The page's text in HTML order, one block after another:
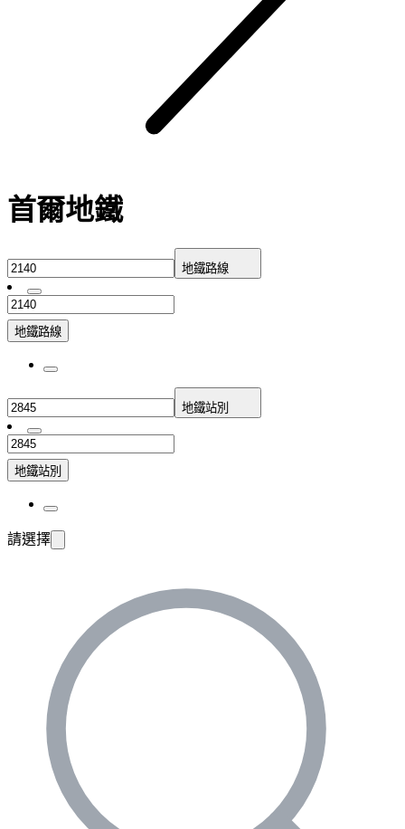
首爾地鐵
地鐵路線
地鐵路線
地鐵站別
地鐵站別
請選擇